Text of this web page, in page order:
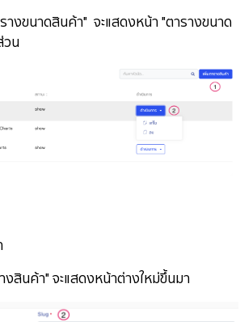
างขนาดสินค้า" จะแสดงหน้า "ตารางขนาด
วน
ค้า" จะแสดงหน้าต่างใหม่ขึ้นมา